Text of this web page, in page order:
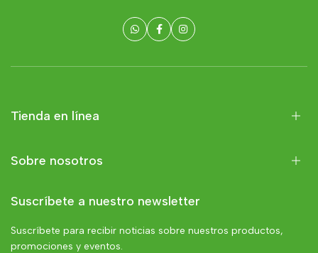
Tienda en línea
Sobre nosotros
Suscríbete a nuestro newsletter
Suscríbete para recibir noticias sobre nuestros productos,
promociones y eventos.